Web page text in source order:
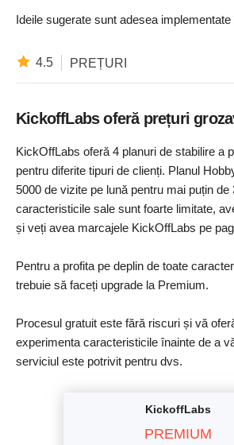
Ideile sugerate sunt adesea
4.5 PREȚURI
KickoffLabs oferă prețuri
KickOffLabs oferă 4 planuri de stabilire a
pentru diferite tipuri de clienți. Planul
5000 de vizite pe lună pentru mai puțin de
caracteristicile sale sunt foarte limitate,
și veți avea marcajele KickOffLabs pe
Pentru a profita pe deplin de toate
trebuie să faceți upgrade la Premium.
Procesul gratuit este fără riscuri și vă
experimenta caracteristicile înainte de a
serviciul este potrivit pentru dvs.
KickoffLabs
PREMIUM